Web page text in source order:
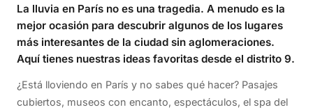
La lluvia en París no es una tragedia. A menudo es la
mejor ocasión para descubrir algunos de los lugares
más interesantes de la ciudad sin aglomeraciones.
Aquí tienes nuestras ideas favoritas desde el distrito 9.
¿Está lloviendo en París y no sabes qué hacer? Pasajes
cubiertos, museos con encanto, espectáculos, el spa del